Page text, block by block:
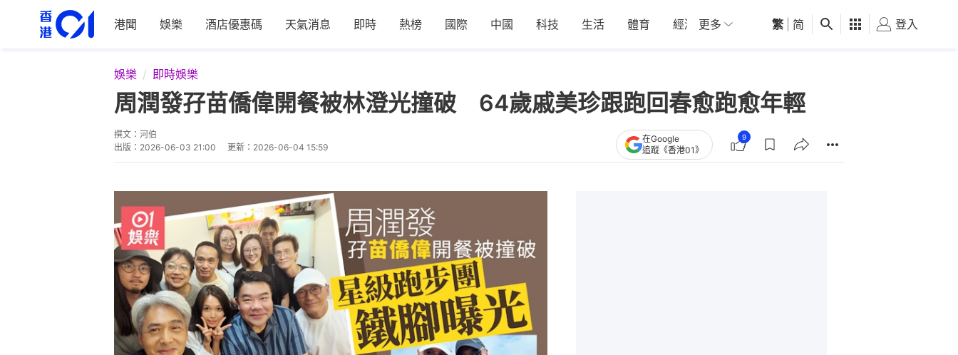
港聞 娛樂 酒店優惠碼 天氣消息 即時 熱榜 國際 中國 科技 生活 體育 經濟 01深圳 觀點 健康 好食玩飛
更多 繁 简 登入
娛樂 即時娛樂
周潤發孖苗僑偉開餐被林澄光撞破 64歲戚美珍跟跑回春愈跑愈年輕
撰文： 河伯
出版： 2026-06-03 21:00 更新： 2026-06-04 15:59
在Google
追蹤《香港01》
9